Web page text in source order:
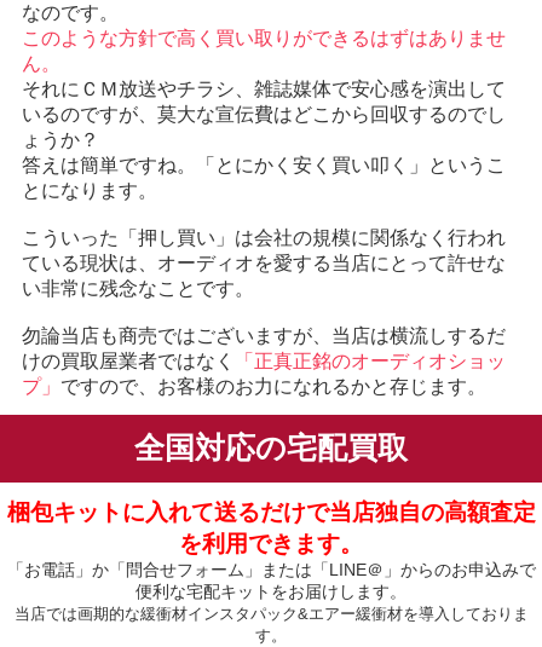
なのです。
このような方針で高く買い取りができるはずはありませ
ん。
それにＣＭ放送やチラシ、雑誌媒体で安心感を演出して
いるのですが、莫大な宣伝費はどこから回収するのでし
ょうか？
答えは簡単ですね。「とにかく安く買い叩く」というこ
とになります。
こういった「押し買い」は会社の規模に関係なく行われ
ている現状は、オーディオを愛する当店にとって許せな
い非常に残念なことです。
勿論当店も商売ではございますが、当店は横流しするだ
けの買取屋業者ではなく
「正真正銘のオーディオショッ
プ」 ですので、お客様のお力になれるかと存じます。
全国対応の宅配買取
梱包キットに入れて送るだけで当店独自の高額査定
を利用できます。
「お電話」か「問合せフォーム」または「LINE＠」からのお申込みで
便利な宅配キットをお届けします。
当店では画期的な緩衝材インスタパック&エアー緩衝材を導入しておりま
す。